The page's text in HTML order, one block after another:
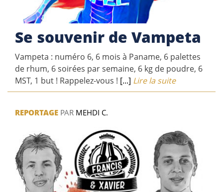
Se souvenir de Vampeta
Vampeta : numéro 6, 6 mois à Paname, 6 palettes
de rhum, 6 soirées par semaine, 6 kg de poudre, 6
MST, 1 but ! Rappelez-vous ! [...] Lire la suite
REPORTAGE PAR MEHDI C.